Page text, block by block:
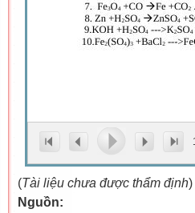
(Tài liệu chưa được thẩm định)
Nguồn: